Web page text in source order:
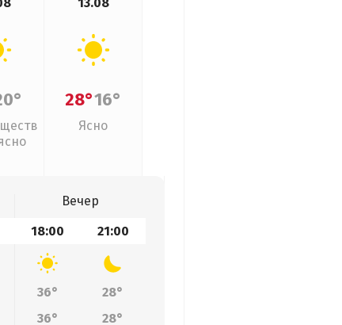
28°16°
Ясно
Вечер
18:00 21:00
36°
28°
36° 28°